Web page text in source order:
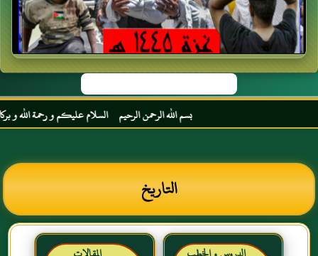
بسم الله الرحمن الرحيم السلام عليكم و رحمة الله و
التاريخ